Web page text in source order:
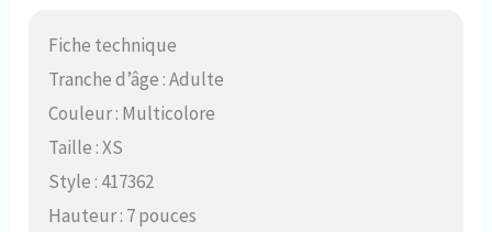
Fiche technique
Tranche d’âge : Adulte
Couleur : Multicolore
Taille : XS
Style : 417362
Hauteur : 7 pouces